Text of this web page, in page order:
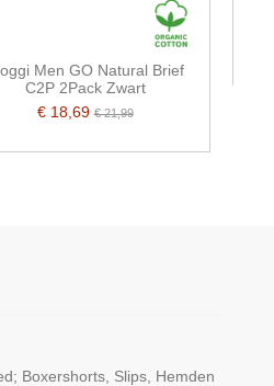
Men GO Natural Brief
C2P 2Pack Zwart
€ 18,69€ 21,99
Boxershorts, Slips, Hemden